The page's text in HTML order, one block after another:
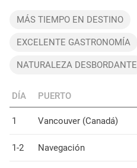
MÁS TIEMPO EN DESTINO
EXCELENTE GASTRONOMÍA
NATURALEZA DESBORDANTE
DÍA PUERTO
1 Vancouver (Canadá)
1-2 Navegación